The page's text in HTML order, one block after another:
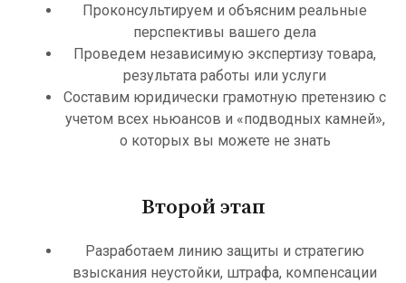
Проконсультируем и объясним реальные
перспективы вашего дела
Проведем независимую экспертизу товара,
результата работы или услуги
Составим юридически грамотную претензию с
учетом всех ньюансов и «подводных камней»,
о которых вы можете не знать
Второй этап
Разработаем линию защиты и стратегию
взыскания неустойки, штрафа, компенсации